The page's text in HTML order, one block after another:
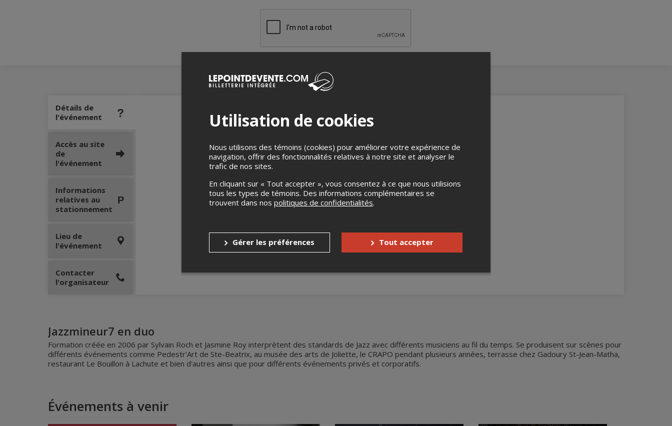
Détails de
l'événement
Accès au site
de
l'événement
Informations
relatives au
stationnement
Lieu de
l'événement
Contacter
l'organisateur
Jazzmineur7 en duo
Formation créée en 2006 par Sylvain Roch et Jasmine Roy interprètent des standards de Jazz avec différents musiciens au fil du temps. Se produisent sur scènes pour
différents événements comme Pedestr'Art de Ste-Beatrix, au musée des arts de Joliette, le CRAPO pendant plusieurs années, terrasse chez Gadoury St-Jean-Matha,
restaurant Le Bouillon à Lachute et bien d'autres ainsi que pour différents événements privés et corporatifs.
Événements à venir
Utilisation de cookies
Nous utilisons des témoins (cookies) pour améliorer votre expérience de
navigation, offrir des fonctionnalités relatives à notre site et analyser le
trafic de nos sites.
En cliquant sur « Tout accepter », vous consentez à ce que nous utilisions
tous les types de témoins. Des informations complémentaires se
trouvent dans nos politiques de confidentialités.
Gérer les préférences Tout accepter